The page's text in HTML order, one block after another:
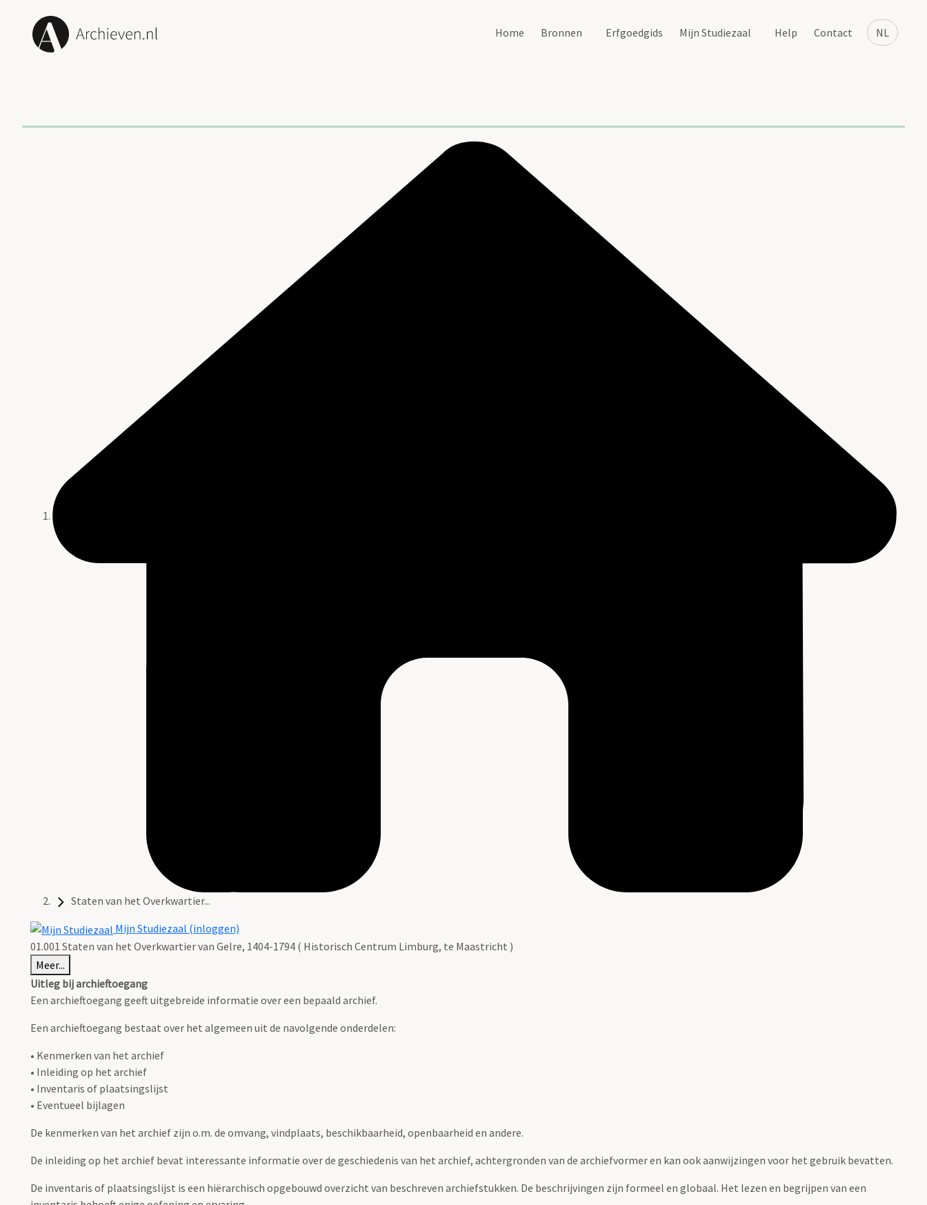
NL
Home Bronnen Erfgoedgids Mijn Studiezaal Help Contact
Staten van het Overkwartier...
Mijn Studiezaal (inloggen)
01.001 Staten van het Overkwartier van Gelre, 1404-1794 ( Historisch Centrum Limburg, te Maastricht )
Meer...
Uitleg bij archieftoegang
Een archieftoegang geeft uitgebreide informatie over een bepaald archief.
Een archieftoegang bestaat over het algemeen uit de navolgende onderdelen:
• Kenmerken van het archief
• Inleiding op het archief
• Inventaris of plaatsingslijst
• Eventueel bijlagen
De kenmerken van het archief zijn o.m. de omvang, vindplaats, beschikbaarheid, openbaarheid en andere.
De inleiding op het archief bevat interessante informatie over de geschiedenis van het archief, achtergronden van de archiefvormer en kan ook aanwijzingen voor het gebruik bevatten.
De inventaris of plaatsingslijst is een hiërarchisch opgebouwd overzicht van beschreven archiefstukken. De beschrijvingen zijn formeel en globaal. Het lezen en begrijpen van een